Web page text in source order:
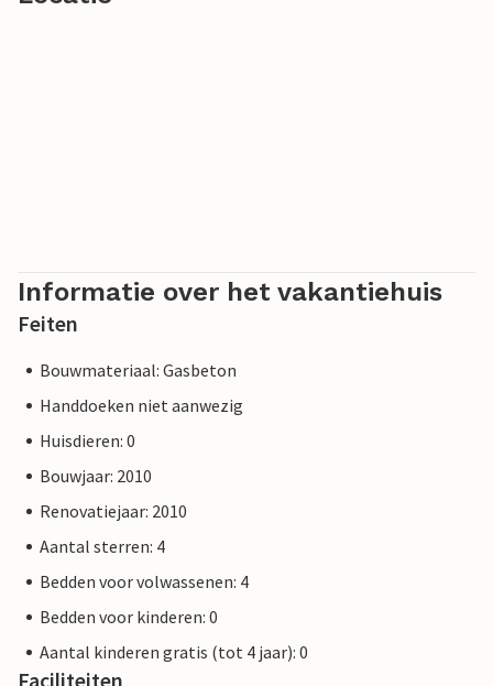
Informatie over het vakantiehuis
Feiten
Bouwmateriaal: Gasbeton
Handdoeken niet aanwezig
Huisdieren: 0
Bouwjaar: 2010
Renovatiejaar: 2010
Aantal sterren: 4
Bedden voor volwassenen: 4
Bedden voor kinderen: 0
Aantal kinderen gratis (tot 4 jaar): 0
Faciliteiten